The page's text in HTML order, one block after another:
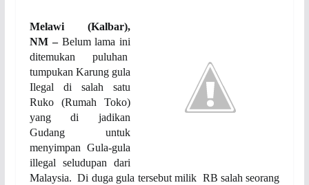
Melawi (Kalbar),
NM – Belum lama ini
ditemukan puluhan
tumpukan Karung gula
Ilegal di salah satu
Ruko (Rumah Toko)
yang di jadikan
Gudang untuk
menyimpan Gula-gula
illegal seludupan dari
Malaysia. Di duga gula tersebut milik RB salah seorang